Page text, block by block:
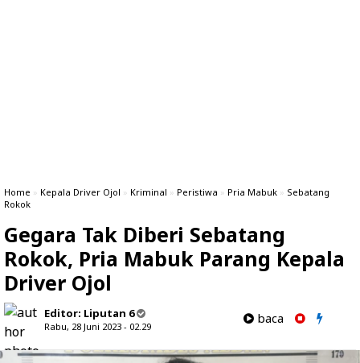
Home » Kepala Driver Ojol » Kriminal » Peristiwa » Pria Mabuk » Sebatang
Rokok
Gegara Tak Diberi Sebatang
Rokok, Pria Mabuk Parang Kepala
Driver Ojol
Editor: Liputan 6
Rabu, 28 Juni 2023 - 02.29
baca